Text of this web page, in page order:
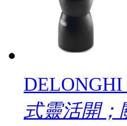
式靈活開；